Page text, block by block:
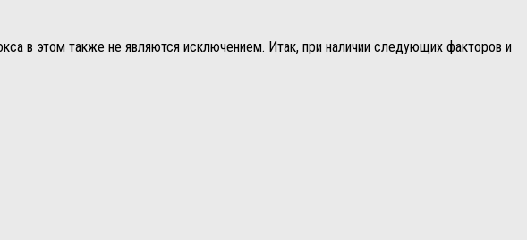
в этом также не являются исключением. Итак, при наличии следующих факторов и